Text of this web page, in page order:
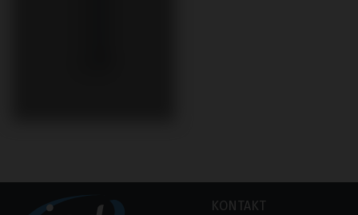
KONTAKT